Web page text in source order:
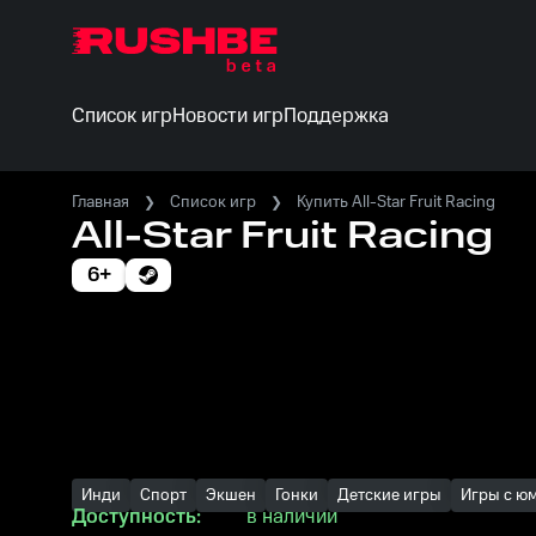
Список игрНовости игрПоддержка
Главная Список игр Купить All-Star Fruit Racing
All-Star Fruit Racing
6+
Инди Спорт Экшен Гонки Детские игры Игры с
Доступность:
в наличии